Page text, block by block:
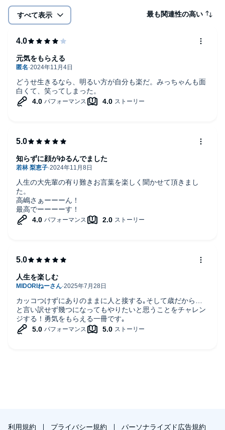
第四章 会いたくても、会えない人
妻との別れ ●ワタシ、愛妻家だったんです
叶わなかった、親友との卒寿の会 ●ワタシ、幼稚園からのマブダ
第五章 仕事って楽しいものです
空気を読んで、相手との距離感を見極める ●ワタシ、空気読みま
俺は死なない ●ワタシ、100まで生きそうです
人生は不可解 ●ワタシ、悟りの境地に達せられないです
ビートルズの日本語タイトルは、タカシマ流
おわりに
本タイトルには付属資料・PDFが用意されています。ご購入後、
PCサイトのライブラリー、またはアプリ上の「目次」からご確認
すべて表示 最も関連性の高い
どうせ生きるなら、明るい方が自分も楽だ。みっちゃんも面
白くて、笑ってしまった。
元気をもらえる
人生の大先輩の有り難きお言葉を楽しく聞かせて頂きまし
た。
高嶋さぁーーーん！
最高でーーーーす！
知らずに顔がゆるんでました
カッコつけずにありのままに人と接する｡そして歳だから…
と言い訳せず幾つになってもやりたいと思うことをチャレン
ジする！勇気をもらえる一冊です｡
人生を楽しむ
利用規約 プライバシー規約 パーソナライズド広告規約